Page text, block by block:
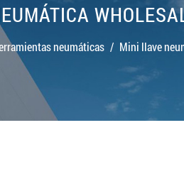
neumáticas / Mini llave